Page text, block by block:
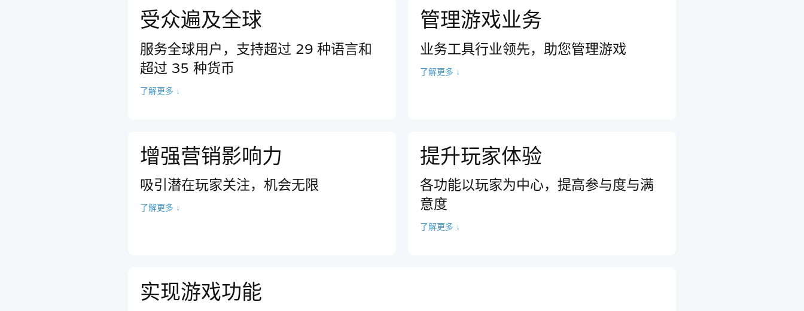
受众遍及全球
服务全球用户，支持超过 29 种语言和
超过 35 种货币
了解更多 ↓
管理游戏业务
业务工具行业领先，助您管理游戏
了解更多 ↓
增强营销影响力
吸引潜在玩家关注，机会无限
了解更多 ↓
提升玩家体验
各功能以玩家为中心，提高参与度与满
意度
了解更多 ↓
实现游戏功能